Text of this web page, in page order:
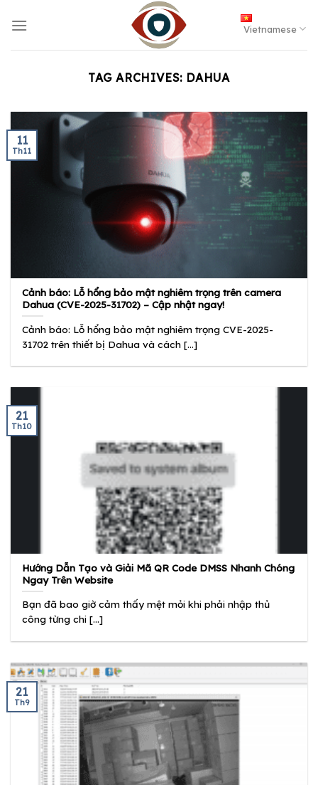
Vietnamese
TAG ARCHIVES: DAHUA
Cảnh báo: Lỗ hổng bảo mật nghiêm trọng trên camera
Dahua (CVE-2025-31702) – Cập nhật ngay!
Cảnh báo: Lỗ hổng bảo mật nghiêm trọng CVE-2025-
31702 trên thiết bị Dahua và cách [...]
11
Th11
Hướng Dẫn Tạo và Giải Mã QR Code DMSS Nhanh Chóng
Ngay Trên Website
Bạn đã bao giờ cảm thấy mệt mỏi khi phải nhập thủ
công từng chi [...]
21
Th10
21
Th9